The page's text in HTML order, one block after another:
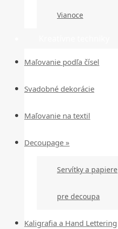
Vianoce
Maľovanie podľa čísel
Svadobné dekorácie
Maľovanie na textil
Decoupage »
Servítky a papiere
pre decoupa
Kaligrafia a Hand Lettering